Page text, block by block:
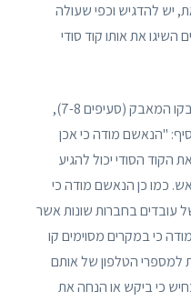
יש להדגיש וכפי שעולה
השיגו את אותו קוד סודי
ביחס לתוכן הדברים שנשמעו מפיו בקו המאבק (סעיפים 7-8),
"הנאשם מודה כי אכן
הסודי יכול להגיע
כמו כן הנאשם מודה כי
עובדים בחברות שונות אשר
כי במקרים מסוימים קו
למספרי הטלפון של אותם
כי ביקש או הנחה את